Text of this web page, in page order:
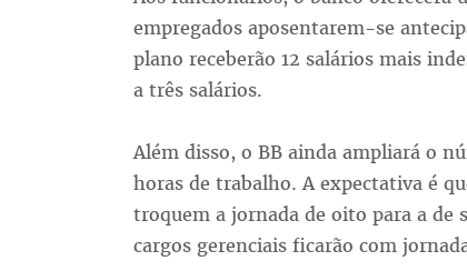
empregados aposentarem-se
plano receberão 12 salários mais
a três salários.
Além disso, o BB ainda ampliará o
horas de trabalho. A expectativa é
troquem a jornada de oito para a de
cargos gerenciais ficarão com